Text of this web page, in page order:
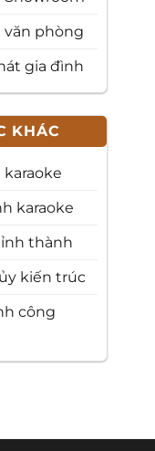
văn phòng
gia đình
KHÁC
karaoke
thành
kiến trúc
công